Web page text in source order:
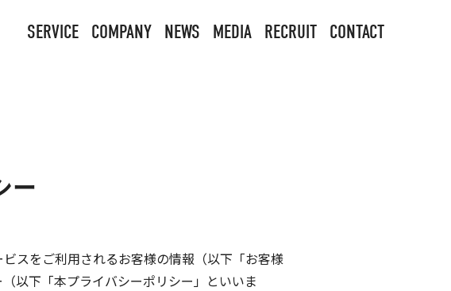
SERVICE COMPANY NEWS MEDIA RECRUIT CONTACT
ー
スをご利用されるお客様の情報（以下「お客様
以下「本プライバシーポリシー」といいま